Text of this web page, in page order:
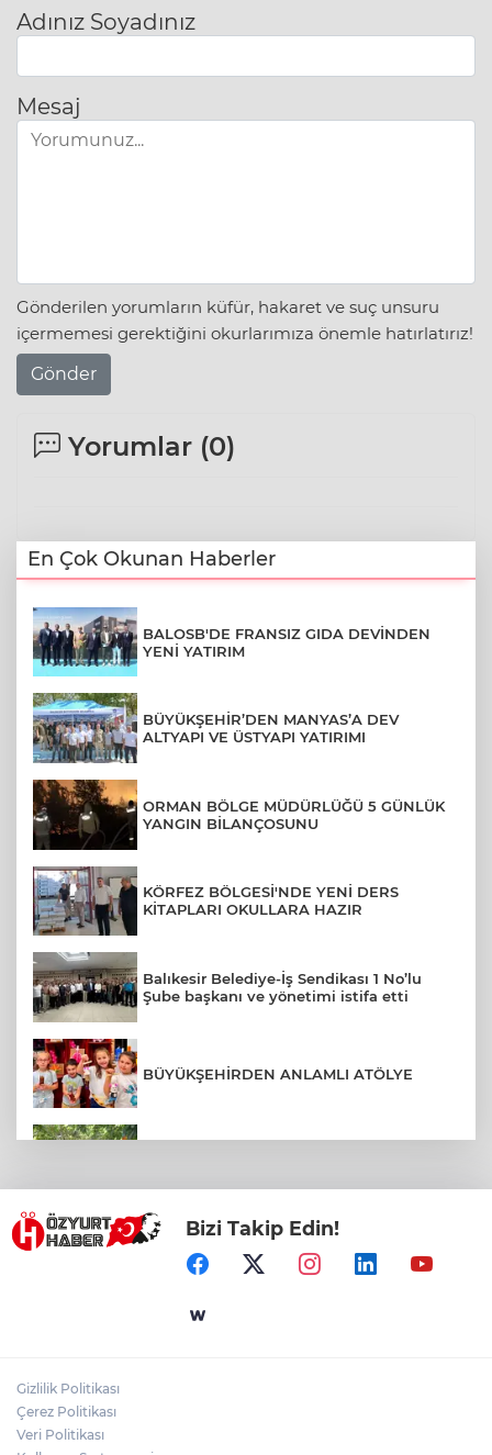
Adınız Soyadınız
Mesaj
Gönderilen yorumların küfür, hakaret ve suç unsuru
içermemesi gerektiğini okurlarımıza önemle hatırlatırız!
Gönder
Yorumlar (0)
En Çok Okunan Haberler
BALOSB'DE FRANSIZ GIDA DEVİNDEN
YENİ YATIRIM
BÜYÜKŞEHİR’DEN MANYAS’A DEV
ALTYAPI VE ÜSTYAPI YATIRIMI
ORMAN BÖLGE MÜDÜRLÜĞÜ 5 GÜNLÜK
YANGIN BİLANÇOSUNU
KÖRFEZ BÖLGESİ'NDE YENİ DERS
KİTAPLARI OKULLARA HAZIR
Balıkesir Belediye-İş Sendikası 1 No’lu
Şube başkanı ve yönetimi istifa etti
BÜYÜKŞEHİRDEN ANLAMLI ATÖLYE
EDREMİT'TE YAZ KUR'AN KURSU
ÖĞRENCİLERİ KAHVALTIDA BULUŞTU
AVLU GİRİŞİNDE ASFALT ÇALIŞMALARI
Bizi Takip Edin!
Gizlilik Politikası
Çerez Politikası
Veri Politikası